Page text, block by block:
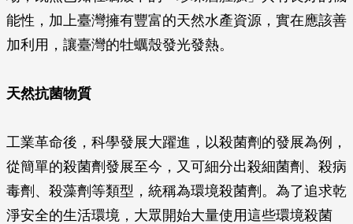
能性，加上臺灣擁有豐富的天然水產資源，實在應該善
加利用，讓臺灣的牡蠣殼發光發熱。
天然抗菌物質
工業革命後，科學發展大躍進，以殺菌劑的發展為例，
從簡單的殺菌劑發展至今，又可細分出殺細菌劑、殺病
毒劑、殺藻劑等類型，統稱為環境殺菌劑。為了追求乾
淨安全的生活環境，大眾開始大量使用這些環境殺菌